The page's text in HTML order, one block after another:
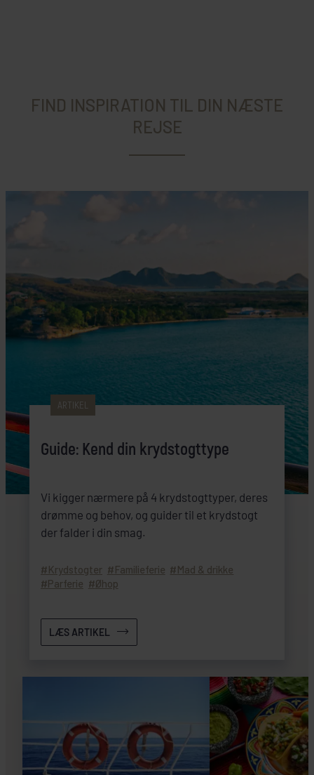
FIND INSPIRATION TIL DIN NÆSTE
REJSE
ARTIKEL
Guide: Kend din krydstogttype
Vi kigger nærmere på 4 krydstogttyper, deres
drømme og behov, og guider til et krydstogt
der falder i din smag.
Krydstogter Familieferie
Mad & drikke
Parferie
Øhop
LÆS ARTIKEL